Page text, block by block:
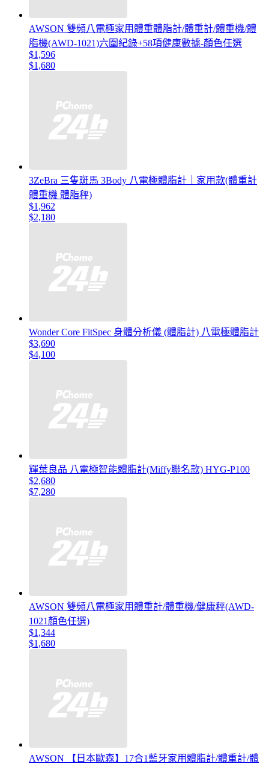
AWSON 雙頻八電極家用體重體脂計/體重計/體重機/體
脂機(AWD-1021)六圍紀錄+58項健康數據-顏色任選
$1,596
$1,680
3ZeBra 三隻斑馬 3Body 八電極體脂計｜家用款(體重計
體重機 體脂秤)
$1,962
$2,180
Wonder Core FitSpec 身體分析儀 (體脂計) 八電極體脂計
$3,690
$4,100
輝葉良品 八電極智能體脂計(Miffy聯名款) HYG-P100
$2,680
$7,280
AWSON 雙頻八電極家用體重計/體重機/健康秤(AWD-
1021顏色任選)
$1,344
$1,680
AWSON 【日本歐森】17合1藍牙家用體脂計/體重計/體